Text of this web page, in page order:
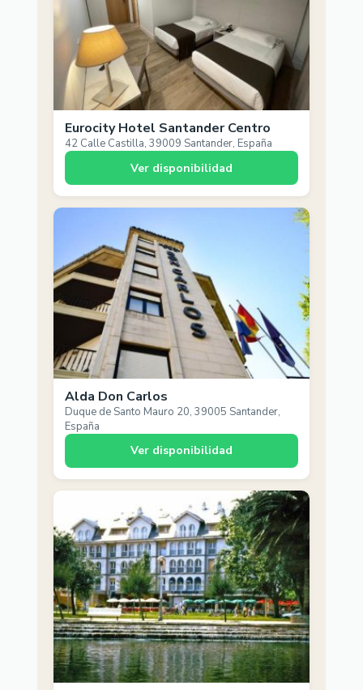
Eurocity Hotel Santander Centro
42 Calle Castilla, 39009 Santander, España
Ver disponibilidad
Alda Don Carlos
Duque de Santo Mauro 20, 39005 Santander,
España
Ver disponibilidad